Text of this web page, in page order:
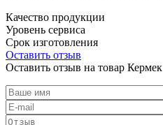
Качество продукции
Уровень сервиса
Срок изготовления
Оставить отзыв
Оставить отзыв на товар Кермек